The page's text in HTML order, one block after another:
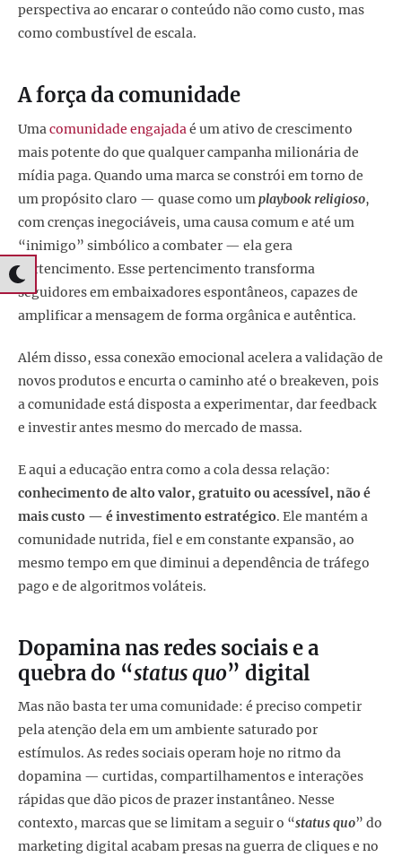
perspectiva ao encarar o conteúdo não como custo, mas
como combustível de escala.
A força da comunidade
Umacomunidade engajadaé um ativo de crescimento
mais potente do que qualquer campanha milionária de
mídia paga. Quando uma marca se constrói em torno de
um propósito claro — quase como umplaybook religioso,
com crenças inegociáveis, uma causa comum e até um
“inimigo” simbólico a combater — ela gera
pertencimento. Esse pertencimento transforma
seguidores em embaixadores espontâneos, capazes de
amplificar a mensagem de forma orgânica e autêntica.
Além disso, essa conexão emocional acelera a validação de
novos produtos e encurta o caminho até o breakeven, pois
a comunidade está disposta a experimentar, dar feedback
e investir antes mesmo do mercado de massa.
E aqui a educação entra como a cola dessa relação:
conhecimento de alto valor, gratuito ou acessível, não é
mais custo — é investimento estratégico. Ele mantém a
comunidade nutrida, fiel e em constante expansão, ao
mesmo tempo em que diminui a dependência de tráfego
pago e de algoritmos voláteis.
Dopamina nas redes sociais e a
quebra do “status quo” digital
Mas não basta ter uma comunidade: é preciso competir
pela atenção dela em um ambiente saturado por
estímulos. As redes sociais operam hoje no ritmo da
dopamina — curtidas, compartilhamentos e interações
rápidas que dão picos de prazer instantâneo. Nesse
contexto, marcas que se limitam a seguir o “status quo” do
marketing digital acabam presas na guerra de cliques e no